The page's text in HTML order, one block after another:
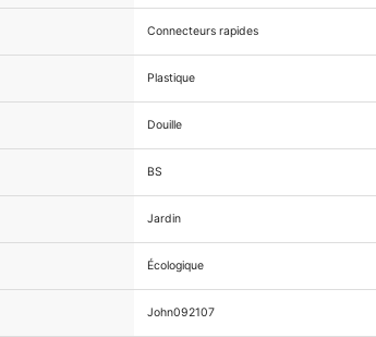
Connecteurs rapides
Plastique
Douille
BS
Jardin
Écologique
John092107